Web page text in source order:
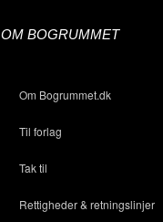
OM BOGRUMMET
Om Bogrummet.dk
Til forlag
Tak til
Rettigheder & retningslinjer